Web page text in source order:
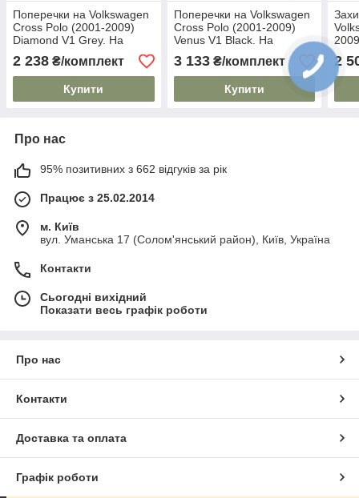
Поперечки на Volkswagen
Cross Polo (2001-2009)
Diamond V1 Grey. На
стандартні рейлінги. Без
замка. Сірі
2 238 ₴/комплект
Купити
Поперечки на Volkswagen
Cross Polo (2001-2009)
Venus V1 Black. На
стандартні рейлінги. Без
замка. Чорні
3 133₴/комплект
Купити
2
Про нас
95% позитивних з 662 відгуків за рік
Працює з 25.02.2014
м. Київ
вул. Уманська 17 (Солом'янський район), Київ, Україна
Контакти
Сьогодні вихідний
Показати весь графік роботи
Про нас
Контакти
Доставка та оплата
Графік роботи